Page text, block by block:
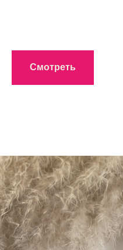
Смотреть